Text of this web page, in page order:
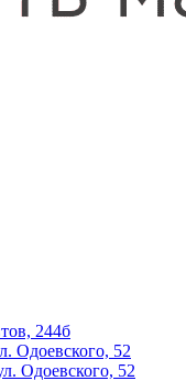
244б
Одоевского, 52
Одоевского, 52